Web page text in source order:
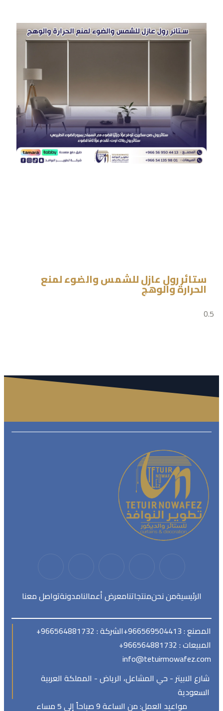
ستائر رول عازل للشمس والضوء لمنع
الحرارة والوهج
الرئيسيةمن نحنمنتجاتنامعرض أعمالنامدونةتواصل معنا
المصنع : 966569504413+
الشركة : 966564881732+
المبيعات : 966564881732+
info@tetuirmowafez.com
شارع الابيتر - حي المشاعل، الرياض - المملكة العربية
السعودية
مواعيد العمل: من الساعة 9 صباحاً إلى 5 مساء